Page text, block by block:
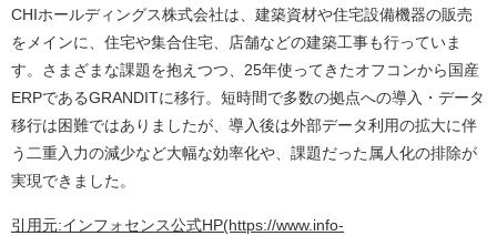
CHIホールディングス株式会社は、建築資材や住宅設備機器の販売
をメインに、住宅や集合住宅、店舗などの建築工事も行っていま
す。さまざまな課題を抱えつつ、25年使ってきたオフコンから国産
ERPであるGRANDITに移行。短時間で多数の拠点への導入・データ
移行は困難ではありましたが、導入後は外部データ利用の拡大に伴
う二重入力の減少など大幅な効率化や、課題だった属人化の排除が
実現できました。
引用元:インフォセンス公式HP(https://www.info-